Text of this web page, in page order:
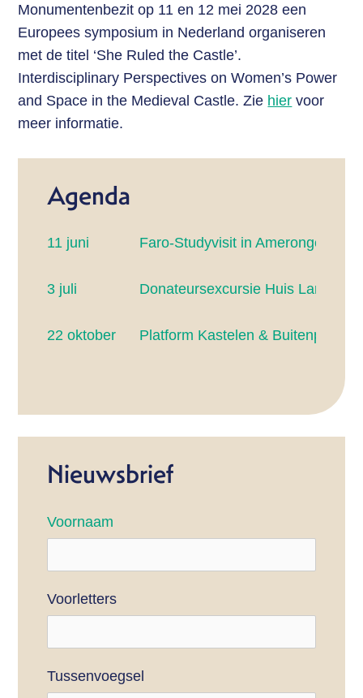
Monumentenbezit op 11 en 12 mei 2028 een
Europees symposium in Nederland organiseren
met de titel ‘She Ruled the Castle’.
Interdisciplinary Perspectives on Women’s Power
and Space in the Medieval Castle. Zie hier voor
meer informatie.
Agenda
11 juni
3 juli
22 oktober
Faro-Studyvisit in Amerongen
Donateursexcursie Huis Landfort
Platform Kastelen &
Nieuwsbrief
Voornaam
Voorletters
Tussenvoegsel